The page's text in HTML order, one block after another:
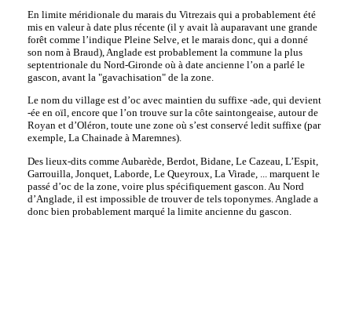
En limite méridionale du marais du Vitrezais qui a probablement été
mis en valeur à date plus récente (il y avait là auparavant une grande
forêt comme l’indique Pleine Selve, et le marais donc, qui a donné
son nom à Braud), Anglade est probablement la commune la plus
septentrionale du Nord-Gironde où à date ancienne l’on a parlé le
gascon, avant la "gavachisation" de la zone.
Le nom du village est d’oc avec maintien du suffixe -ade, qui devient
-ée en oïl, encore que l’on trouve sur la côte saintongeaise, autour de
Royan et d’Oléron, toute une zone où s’est conservé ledit suffixe (par
exemple, La Chainade à Maremnes).
Des lieux-dits comme Aubarède, Berdot, Bidane, Le Cazeau, L’Espit,
Garrouilla, Jonquet, Laborde, Le Queyroux, La Virade, ... marquent le
passé d’oc de la zone, voire plus spécifiquement gascon. Au Nord
d’Anglade, il est impossible de trouver de tels toponymes. Anglade a
donc bien probablement marqué la limite ancienne du gascon.